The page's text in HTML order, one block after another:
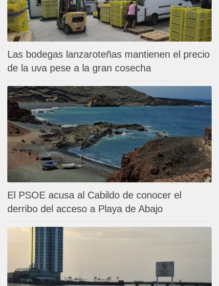
Las bodegas lanzaroteñas mantienen el precio
de la uva pese a la gran cosecha
El PSOE acusa al Cabildo de conocer el
derribo del acceso a Playa de Abajo